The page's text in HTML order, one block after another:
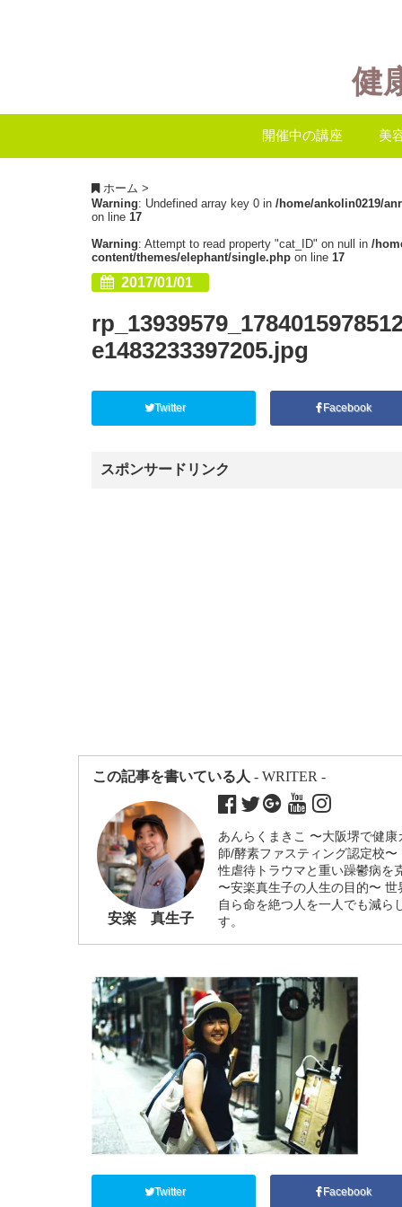
健
開催中の講座 美
ホーム >
Warning: Undefined array key 0 in /home/ankolin0219/
on line 17
Warning: Attempt to read property "cat_ID" on null in /
content/themes/elephant/single.php on line 17
2017/01/01
e1483233397205.jpg
Twitter Facebook
スポンサードリンク
この記事を書いている人 - WRITER -
あんらくまきこ 〜大阪堺で健
師/酵素ファスティング認定校〜
性虐待トラウマと重い躁鬱病を
〜安楽真生子の人生の目的〜
自ら命を絶つ人を一人でも減ら
す。
安楽 真生子
Twitter Facebook